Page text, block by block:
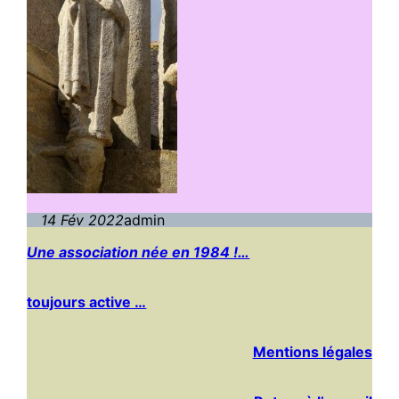
14 Fév 2022admin
Une association née en 1984 !…
toujours active …
Mentions légales